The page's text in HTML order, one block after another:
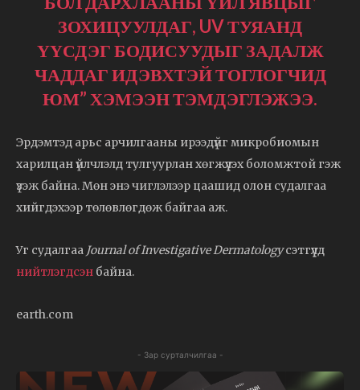
ЗОХИЦУУЛДАГ, UV ТУЯАНД
ҮҮСДЭГ БОДИСУУДЫГ ЗАДАЛЖ
ЧАДДАГ ИДЭВХТЭЙ ТОГЛОГЧИД
ЮМ” ХЭМЭЭН ТЭМДЭГЛЭЖЭЭ.
Эрдэмтэд арьс арчилгааны ирээдүйг микробиомын
харилцан үйлчлэлд тулгуурлан хөгжүүлэх боломжтой гэж
үзэж байна. Мөн энэ чиглэлээр цаашид олон судалгаа
хийгдэхээр төлөвлөгдөж байгаа аж.
Уг судалгаа Journal of Investigative Dermatologyсэтгүүлд
нийтлэгдсэн байна.
earth.com
- Зар сурталчилгаа -